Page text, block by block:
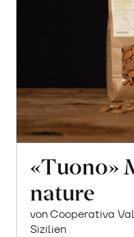
«Tuono»
nature
von Cooperativa
Sizilien